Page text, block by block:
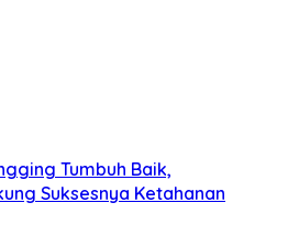
Tumbuh Baik,
Suksesnya Ketahanan